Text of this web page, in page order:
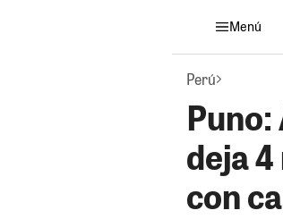
Menú
Perú
deja
con